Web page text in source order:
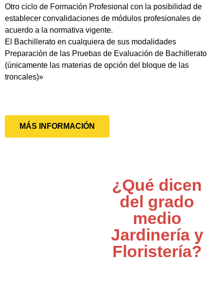
Otro ciclo de Formación Profesional con la posibilidad de
establecer convalidaciones de módulos profesionales de
acuerdo a la normativa vigente.
El Bachillerato en cualquiera de sus modalidades
Preparación de las Pruebas de Evaluación de Bachillerato
(únicamente las materias de opción del bloque de las
troncales)»
MÁS INFORMACIÓN
¿Qué dicen
del grado
medio
Jardinería y
Floristería?